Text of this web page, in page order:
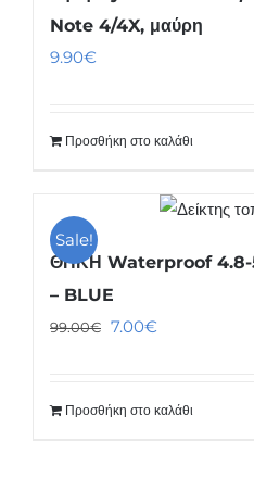
Note 4/4X, μαύρη
9.90€
Προσθήκη στο καλάθι
Sale!
ΘΗΚΗ Waterproof 4.8-
– BLUE
99.00€ Original
99.00€.
7.00€Η
είναι:
Προσθήκη στο καλάθι